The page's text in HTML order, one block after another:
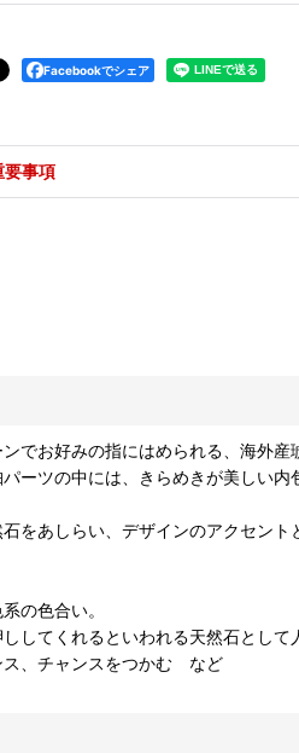
Facebookでシェア
要事項
でお好みの指にはめられる、海外産
ーツの中には、きらめきが美しい内
をあしらい、デザインのアクセント
の色合い。
してくれるといわれる天然石として
ス、チャンスをつかむ など